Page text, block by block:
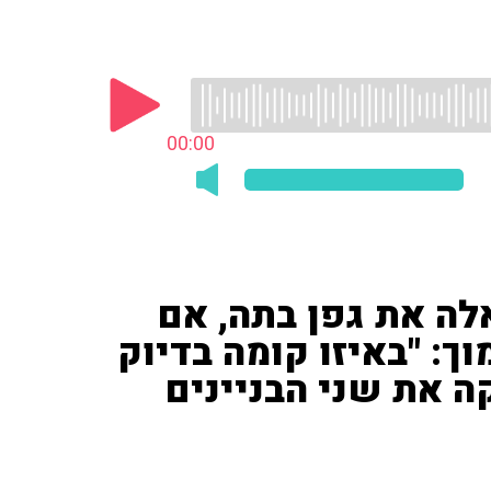
00:00
את גפן בתה, אם
"באיזו קומה בדיוק
את שני הבניינים